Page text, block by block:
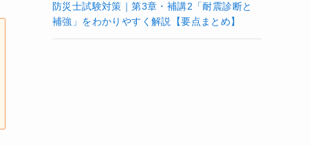
防災士試験対策｜第3章・補講2「耐震診断と
補強」をわかりやすく解説【要点まとめ】